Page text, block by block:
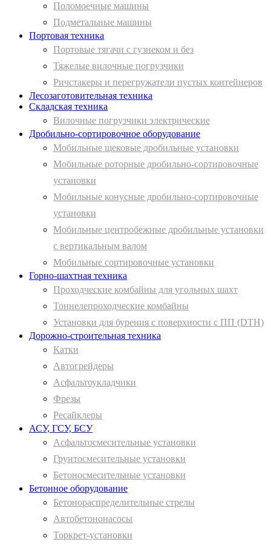
Поломоечные машины
Подметальные машины
Портовая техника
Портовые тягачи с гузнеком и без
Тяжелые вилочные погрузчики
Ричстакеры и перегружатели пустых контейнеров
Лесозаготовительная техника
Складская техника
Вилочные погрузчики электрические
Дробильно-сортировочное оборудование
Мобильные щековые дробильные установки
Мобильные роторные дробильно-сортировочные
установки
Мобильные конусные дробильно-сортировочные
установки
Мобильные центробежные дробильные установки
с вертикальным валом
Мобильные сортировочные установки
Горно-шахтная техника
Проходческие комбайны для угольных шахт
Тоннелепроходческие комбайны
Установки для бурения с поверхности с ПП (DTH)
Дорожно-строительная техника
Катки
Автогрейдеры
Асфальтоукладчики
Фрезы
Ресайклеры
АСУ, ГСУ, БСУ
Асфальтосмесительные установки
Грунтосмесительные установки
Бетоносмесительные установки
Бетонное оборудование
Бетонораспределительные стрелы
Автобетононасосы
Торкрет-установки